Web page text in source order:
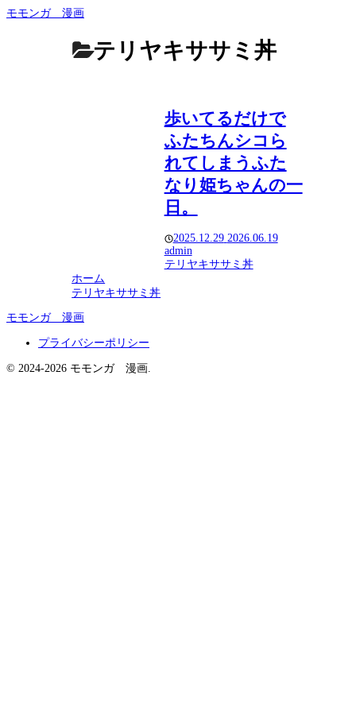
モモンガ 漫画
テリヤキササミ丼
歩いてるだけで
ふたちんシコら
れてしまうふた
なり姫ちゃんの一
日。
2025.12.29 2026.06.19
admin
テリヤキササミ丼
ホーム
テリヤキササミ丼
モモンガ 漫画
プライバシーポリシー
© 2024-2026 モモンガ 漫画.